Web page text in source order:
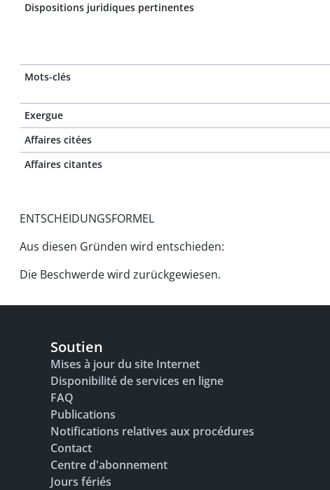
Dispositions juridiques pertinentes
Mots-clés
Exergue
Affaires citées
Affaires citantes
ENTSCHEIDUNGSFORMEL
Aus diesen Gründen wird entschieden:
Die Beschwerde wird zurückgewiesen.
Soutien
Mises à jour du site Internet
Disponibilité de services en ligne
FAQ
Publications
Notifications relatives aux procédures
Contact
Centre d'abonnement
Jours fériés